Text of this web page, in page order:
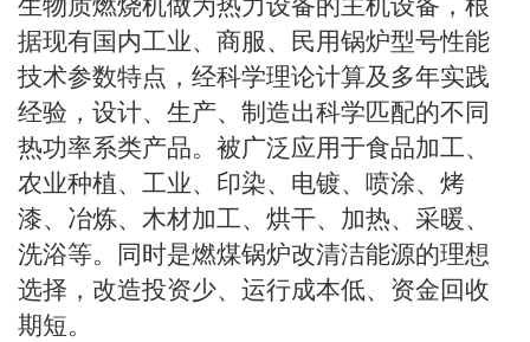
生物质燃烧机做为热力设备的主机设备，根
据现有国内工业、商服、民用锅炉型号性能
技术参数特点，经科学理论计算及多年实践
经验，设计、生产、制造出科学匹配的不同
热功率系类产品。被广泛应用于食品加工、
农业种植、工业、印染、电镀、喷涂、烤
漆、冶炼、木材加工、烘干、加热、采暖、
洗浴等。同时是燃煤锅炉改清洁能源的理想
选择，改造投资少、运行成本低、资金回收
期短。